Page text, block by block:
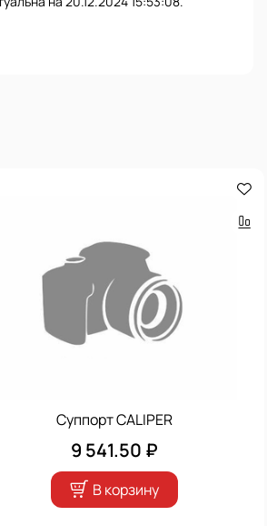
Суппорт CALIPER
9 541.50 ₽
В корзину